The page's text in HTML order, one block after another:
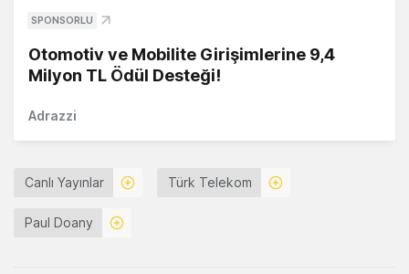
SPONSORLU
Otomotiv ve Mobilite Girişimlerine 9,4
Milyon TL Ödül Desteği!
Adrazzi
Canlı Yayınlar Türk Telekom
Paul Doany